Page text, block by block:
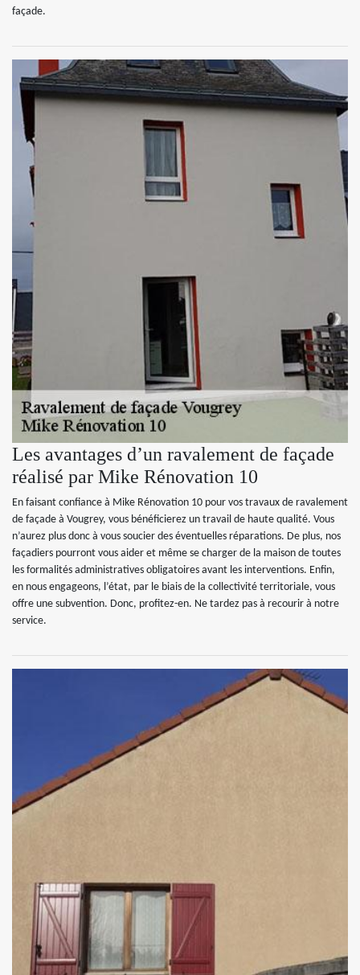
façade.
Les avantages d’un ravalement de façade
réalisé par Mike Rénovation 10
En faisant confiance à Mike Rénovation 10 pour vos travaux de ravalement
de façade à Vougrey, vous bénéficierez un travail de haute qualité. Vous
n’aurez plus donc à vous soucier des éventuelles réparations. De plus, nos
façadiers pourront vous aider et même se charger de la maison de toutes
les formalités administratives obligatoires avant les interventions. Enfin,
en nous engageons, l’état, par le biais de la collectivité territoriale, vous
offre une subvention. Donc, profitez-en. Ne tardez pas à recourir à notre
service.